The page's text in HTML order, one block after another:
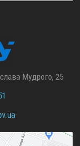
Мудрого, 25
ua